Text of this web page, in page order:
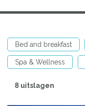
Bed and breakfast
Spa & Wellness
8 uitslagen